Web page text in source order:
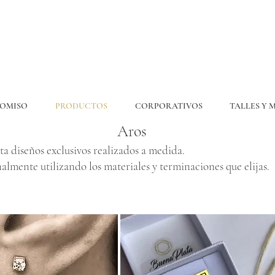
PRODUCTOS CORPORATIVOS TALLES Y
Aros
diseños exclusivos realizados a medida.
utilizando los materiales y terminaciones que elijas.